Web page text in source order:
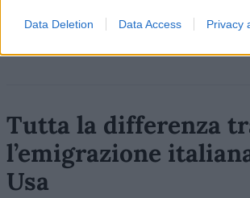
Data Deletion Data Access Privacy
Tutta la differenza
l’emigrazione
Usa